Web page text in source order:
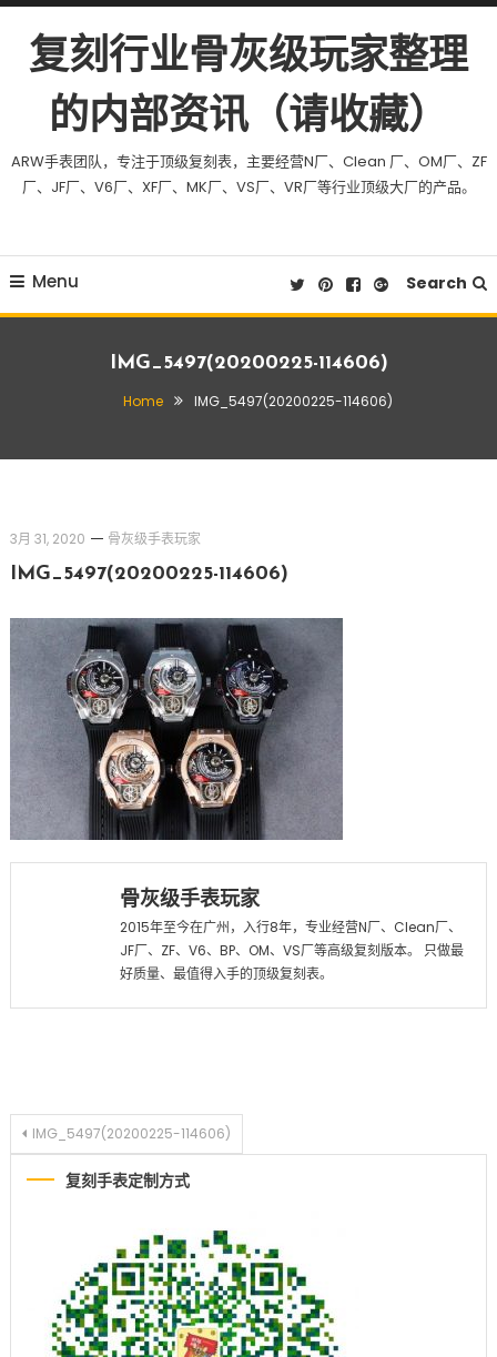
复刻行业骨灰级玩家整理
的内部资讯（请收藏）
ARW手表团队，专注于顶级复刻表，主要经营N厂、Clean 厂、OM厂、ZF
厂、JF厂、V6厂、XF厂、MK厂、VS厂、VR厂等行业顶级大厂的产品。
Menu Search
IMG_5497(20200225-114606)
Home IMG_5497(20200225-114606)
3月 31, 2020 骨灰级手表玩家
IMG_5497(20200225-114606)
骨灰级手表玩家
2015年至今在广州，入行8年，专业经营N厂、Clean厂、
JF厂、ZF、V6、BP、OM、VS厂等高级复刻版本。 只做最
好质量、最值得入手的顶级复刻表。
文章导航
IMG_5497(20200225-114606)
复刻手表定制方式